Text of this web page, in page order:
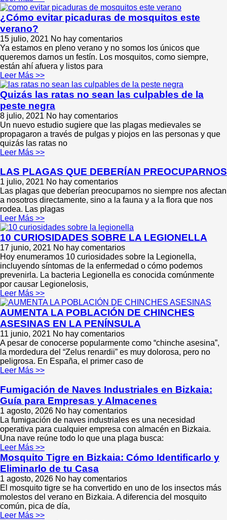
¿Cómo evitar picaduras de mosquitos este
verano?
15 julio, 2021 No hay comentarios
Ya estamos en pleno verano y no somos los únicos que
queremos darnos un festín. Los mosquitos, como siempre,
están ahí afuera y listos para
Leer Más >>
Quizás las ratas no sean las culpables de la
peste negra
8 julio, 2021 No hay comentarios
Un nuevo estudio sugiere que las plagas medievales se
propagaron a través de pulgas y piojos en las personas y que
quizás las ratas no
Leer Más >>
LAS PLAGAS QUE DEBERÍAN PREOCUPARNOS
1 julio, 2021 No hay comentarios
Las plagas que deberían preocuparnos no siempre nos afectan
a nosotros directamente, sino a la fauna y a la flora que nos
rodea. Las plagas
Leer Más >>
10 CURIOSIDADES SOBRE LA LEGIONELLA
17 junio, 2021 No hay comentarios
Hoy enumeramos 10 curiosidades sobre la Legionella,
incluyendo síntomas de la enfermedad o cómo podemos
prevenirla. La bacteria Legionella es conocida comúnmente
por causar Legionelosis,
Leer Más >>
AUMENTA LA POBLACIÓN DE CHINCHES
ASESINAS EN LA PENÍNSULA
11 junio, 2021 No hay comentarios
A pesar de conocerse popularmente como “chinche asesina”,
la mordedura del “Zelus renardii” es muy dolorosa, pero no
peligrosa. En España, el primer caso de
Leer Más >>
Fumigación de Naves Industriales en Bizkaia:
Guía para Empresas y Almacenes
1 agosto, 2026 No hay comentarios
La fumigación de naves industriales es una necesidad
operativa para cualquier empresa con almacén en Bizkaia.
Una nave reúne todo lo que una plaga busca:
Leer Más >>
Mosquito Tigre en Bizkaia: Cómo Identificarlo y
Eliminarlo de tu Casa
1 agosto, 2026 No hay comentarios
El mosquito tigre se ha convertido en uno de los insectos más
molestos del verano en Bizkaia. A diferencia del mosquito
común, pica de día,
Leer Más >>